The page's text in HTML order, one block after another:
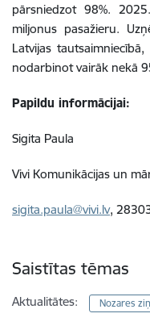
pārsniedzot 98%.
miljonus pasažieru.
Latvijas
nodarbinot vairāk nekā
Papildu informācijai:
Sigita Paula
Vivi Komunikācijas un
sigita.paula@vivi.lv,
Saistītas tēmas
Aktualitātes: Nozares